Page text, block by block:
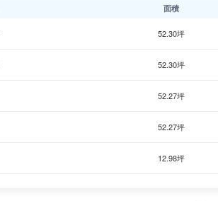
面積
52.30坪
52.30坪
52.27坪
52.27坪
12.98坪